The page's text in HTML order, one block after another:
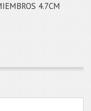
4.7CM